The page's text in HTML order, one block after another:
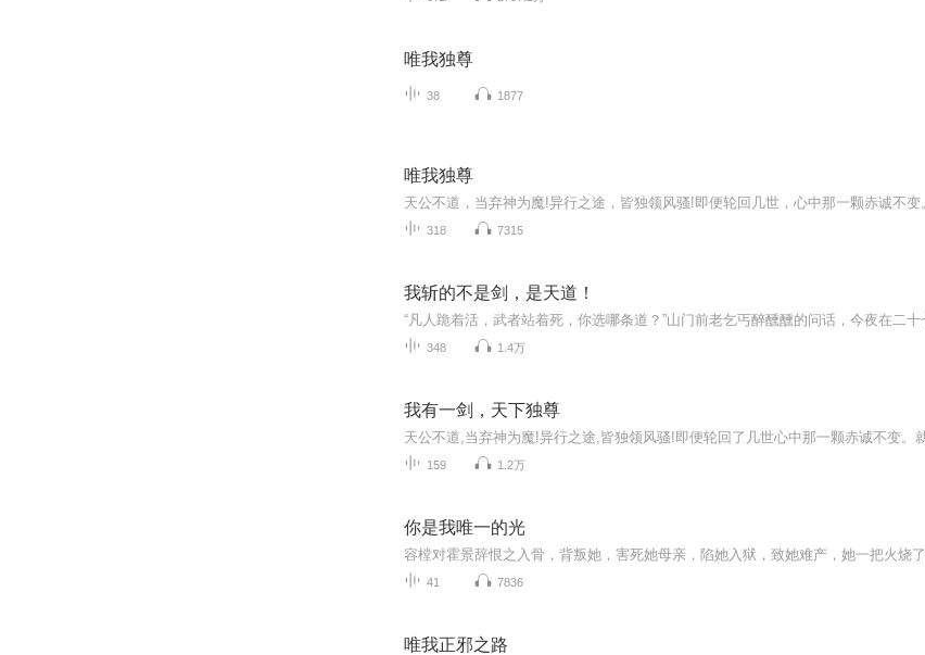
唯我独尊
38 1877
唯我独尊
318 7315
我斩的不是剑，是天道！
348 1.4万
我有一剑，天下独尊
159 1.2万
你是我唯一的光
41 7836
唯我正邪之路